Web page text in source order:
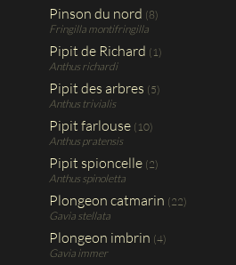
Pinson du nord (8)
Fringilla montifringilla
Pipit de Richard (1)
Anthus richardi
Pipit des arbres (5)
Anthus trivialis
Pipit farlouse (10)
Anthus pratensis
Pipit spioncelle (2)
Anthus spinoletta
Plongeon catmarin (22)
Gavia stellata
Plongeon imbrin (4)
Gavia immer